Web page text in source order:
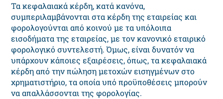
Τα κεφαλαιακά κέρδη, κατά κανόνα,
συμπεριλαμβάνονται στα κέρδη της εταιρείας και
φορολογούνται από κοινού με τα υπόλοιπα
εισοδήματα της εταιρείας, με τον κανονικό εταιρικό
φορολογικό συντελεστή. Όμως, είναι δυνατόν να
υπάρχουν κάποιες εξαιρέσεις, όπως, τα κεφαλαιακά
κέρδη από την πώληση μετοχών εισηγμένων στο
χρηματιστήριο, τα οποία υπό προϋποθέσεις μπορούν
να απαλλάσσονται της φορολογίας.